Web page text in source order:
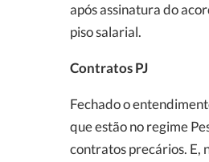
após assinatura do
piso salarial.
Contratos PJ
Fechado o
que estão no regime
contratos precários. E,